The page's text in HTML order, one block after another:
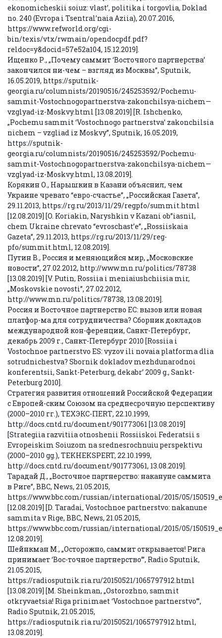
ekonomicheskii soiuz: vlast’, politika i torgovlia, Doklad
no. 240 (Evropa i Tsentral’naia Aziia), 20.07.2016,
https://www.refworld.org/cgi-
bin/texis/vtx/rwmain/opendocpdf.pdf?
reldoc=y&docid=57e52a104, 15.12.2019].
Ищенко Р., „Почему саммит ‘Восточного партнерства’
закончился ни-чем – взгляд из Москвы”, Sputnik,
16.05.2019, https://sputnik-
georgia.ru/columnists/20190516/245253592/Pochemu-
sammit-Vostochnogopartnerstva-zakonchilsya-nichem—
vzglyad-iz-Moskvy.html [13.08.2019] [R. Ishchenko,
„Pochemu sammit ‘Vostochnogo partnerstva’ zakonchilsia
nichem – vzgliad iz Moskvy”, Sputnik, 16.05.2019,
https://sputnik-
georgia.ru/columnists/20190516/245253592/Pochemu-
sammit-Vostochnogopartnerstva-zakonchilsya-nichem—
vzglyad-iz-Moskvy.html, 13.08.2019].
Корякин О., Нарышкин в Казани объяснил, чем
Украине чревато “евро-счастье”, „Рoссийская Газета”,
29.11.2013, https://rg.ru/2013/11/29/regpfo/summit.html
[12.08.2019] [O. Koriakin, Naryshkin v Kazani ob’’iasnil,
chem Ukraine chrevato “evroschast’e”, „Rossiiskaia
Gazeta”, 29.11.2013, https://rg.ru/2013/11/29/reg-
pfo/summit.html, 12.08.2019].
Путин В., Россия и меняющийся мир, „Московские
новости”, 27.02.2012, http://www.mn.ru/politics/78738
[13.08.2019] [V. Putin, Rossiia i meniaiushchiisia mir,
„Moskovskie novosti”, 27.02.2012,
http://www.mn.ru/politics/78738, 13.08.2019].
Россия и Восточное партнерство ЕС: вызов или новая
платфор-ма для сотрудничества? Сборник докладов
международной кон-ференции, Санкт-Петербург,
декабрь 2009 г., Санкт-Петербург 2010 [Rossiia i
Vostochnoe partnerstvo ES: vyzov ili novaia platforma dlia
sotrudnichestva? Sbornik dokladov mezhdunarodnoi
konferentsii, Sankt-Peterburg, dekabr’ 2009 g., Sankt-
Peterburg 2010].
Стратегия развития отношений Российской Федерации
с Европей-ским Союзом на среднесрочную перспективу
(2000–2010 гг.), ТЕХЭКС-ПЕRТ, 22.10.1999,
http://docs.cntd.ru/document/901773061 [13.08.2019]
[Strategiia razvitiia otnoshenii Rossiiskoi Federatsii s
Evropeiskim Soiuzom na srednesrochnuiu perspektivu
(2000–2010 gg.), TEKHEKSPERT, 22.10.1999,
http://docs.cntd.ru/document/901773061, 13.08.2019].
Тарадай Д., „Восточное партнерство: накануне саммита
в Риге”, BBC, News, 21.05.2015,
https://www.bbc.com/russian/international/2015/05/
[12.08.2019] [D. Taradai, Vostochnoe partnerstvo: nakanune
sammita v Rige, BBC, News, 21.05.2015,
https://www.bbc.com/russian/international/2015/05/
12.08.2019].
Шейнкман М., „Осторожно, саммит открывается! Рига
принимает ‘Вос-точное партнерство’”, Radio Sputnik,
21.05.2015,
https://radiosputnik.ria.ru/20150521/1065797912.html
[13.08.2019] [M. Sheinkman, „Ostorozhno, sammit
otkryvaetsia! Riga prinimaet ‘Vostochnoe partnerstvo’”,
Radio Sputnik, 21.05.2015,
https://radiosputnik.ria.ru/20150521/1065797912.html,
13.08.2019].